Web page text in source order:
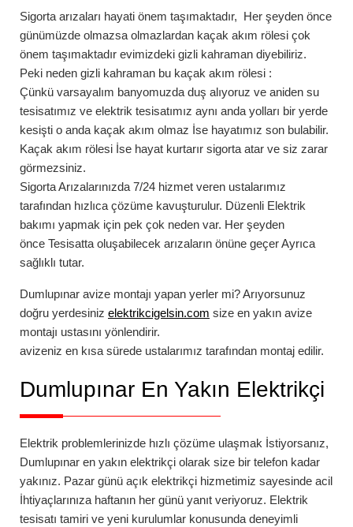
Sigorta arızaları hayati önem taşımaktadır, Her şeyden önce
günümüzde olmazsa olmazlardan kaçak akım rölesi çok
önem taşımaktadır evimizdeki gizli kahraman diyebiliriz.
Peki neden gizli kahraman bu kaçak akım rölesi :
Çünkü varsayalım banyomuzda duş alıyoruz ve aniden su
tesisatımız ve elektrik tesisatımız aynı anda yolları bir yerde
kesişti o anda kaçak akım olmaz İse hayatımız son bulabilir.
Kaçak akım rölesi İse hayat kurtarır sigorta atar ve siz zarar
görmezsiniz.
Sigorta Arızalarınızda 7/24 hizmet veren ustalarımız
tarafından hızlıca çözüme kavuşturulur. Düzenli Elektrik
bakımı yapmak için pek çok neden var. Her şeyden
önce Tesisatta oluşabilecek arızaların önüne geçer Ayrıca
sağlıklı tutar.
Dumlupınar avize montajı yapan yerler mi? Arıyorsunuz
doğru yerdesiniz elektrikcigelsin.com size en yakın avize
montajı ustasını yönlendirir.
avizeniz en kısa sürede ustalarımız tarafından montaj edilir.
Dumlupınar En Yakın Elektrikçi
Elektrik problemlerinizde hızlı çözüme ulaşmak İstiyorsanız,
Dumlupınar en yakın elektrikçi olarak size bir telefon kadar
yakınız. Pazar günü açık elektrikçi hizmetimiz sayesinde acil
İhtiyaçlarınıza haftanın her günü yanıt veriyoruz. Elektrik
tesisatı tamiri ve yeni kurulumlar konusunda deneyimli